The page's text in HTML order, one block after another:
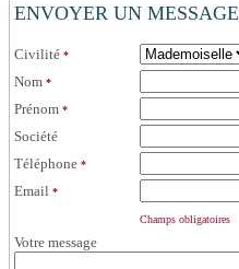
ENVOYER UN MESSAGE
Civilité *
Nom *
Prénom *
Société
Téléphone *
Email *
Champs obligatoires
Votre message